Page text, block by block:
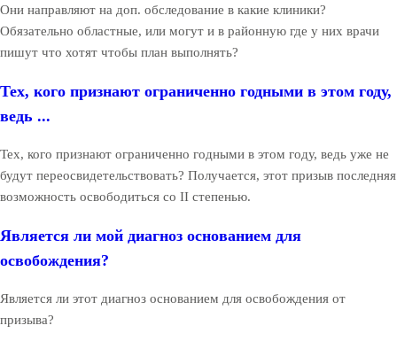
Они направляют на доп. обследование в какие клиники?
Обязательно областные, или могут и в районную где у них врачи
пишут что хотят чтобы план выполнять?
Тех, кого признают ограниченно годными в этом году,
ведь ...
Тех, кого признают ограниченно годными в этом году, ведь уже не
будут переосвидетельствовать? Получается, этот призыв последняя
возможность освободиться со II степенью.
Является ли мой диагноз основанием для
освобождения?
Является ли этот диагноз основанием для освобождения от
призыва?